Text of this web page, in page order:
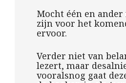
Mocht één en
zijn voor het
ervoor.
Verder niet van
lezert, maar
vooralsnog gaat